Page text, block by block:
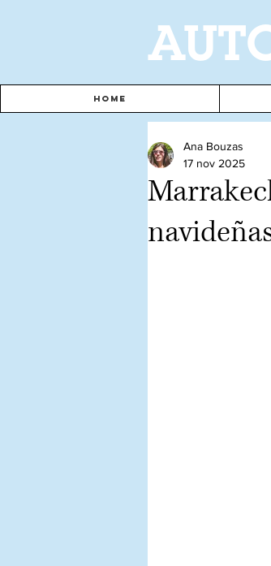
A
Home
Ana Bouzas
17 nov 2025